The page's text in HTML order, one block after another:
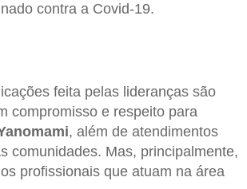
contra a Covid-19.
feita pelas lideranças são
compromisso e respeito para
, além de atendimentos
comunidades. Mas, principalmente,
profissionais que atuam na área